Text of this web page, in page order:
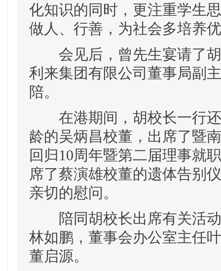
化知识的同时，更注重学生
做人、行善，为社会多培养
会见后，曾先生宴请了胡
利来集团有限公司董事局副
陪。
在港期间，胡校长一行还
龄的吴炳昌校董，出席了暨
回归10周年暨第二届理事就
席了蔡演雄校董的遗体告别
亲切的慰问。
陪同胡校长出席有关活动
林如鹏，董事会办公室主任
董启源。